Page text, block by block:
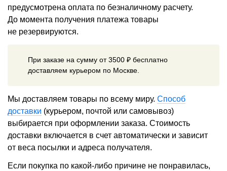
предусмотрена оплата по безналичному расчету.
До момента получения платежа товары
не резервируются.
При заказе на сумму от 3500 ₽ бесплатно
доставляем курьером по Москве.
Мы доставляем товары по всему миру. Способ
доставки (курьером, почтой или самовывоз)
выбирается при оформлении заказа. Стоимость
доставки включается в счет автоматически и зависит
от веса посылки и адреса получателя.
Если покупка по какой-либо причине не понравилась,